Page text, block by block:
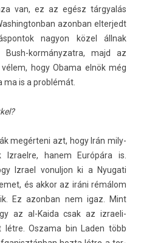
van, ez az egész tárgyalás
azon­ban el­terjedt
nagyon közel állnak
kormányzatra, majd az
hogy Obama elnök még
ma is a problémát.
megérteni azt, hogy Irán mily­
hanem Európára is.
Iz­rael vonul­jon ki a Nyugati
és akkor az iráni rémálom
Ez azon­ban nem igaz. Mint
az al-Kaida csak az izraeli-
Os­zama bin Laden több